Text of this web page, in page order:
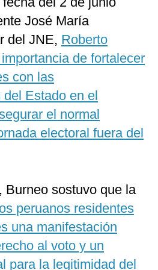
José María
del JNE, Roberto
de fortalecer
con las
Estado en el
el normal
electoral fuera del
Burneo sostuvo que la
peruanos residentes
una manifestación
al voto y un
para la legitimidad del